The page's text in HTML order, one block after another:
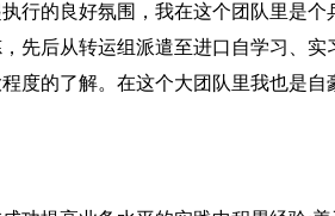
行的良好氛围，我在这个团队里是
先后从转运组派遣至进口自学习、实
度的了解。在这个大团队里我也是自